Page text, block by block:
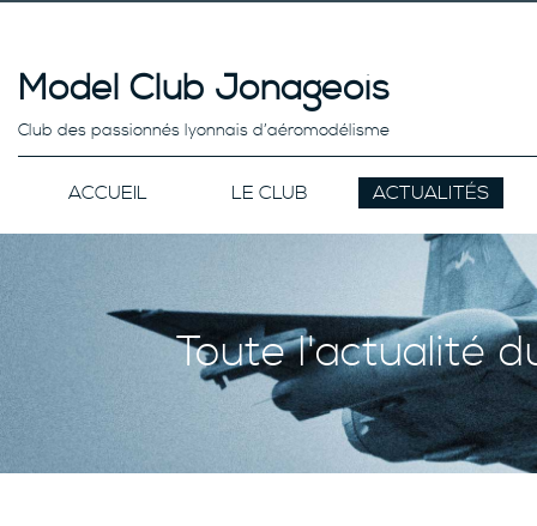
Model Club Jonageois
Club des passionnés lyonnais d’aéromodélisme
ACCUEIL LE CLUB ACTUALITÉS
Toute l'actualité